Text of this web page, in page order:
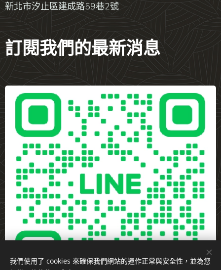
新北市汐止區建成路59巷2號
訂閱我們的最新消息
我們使用了 cookies 來確保我們網站的運作正常與安全性，並為您